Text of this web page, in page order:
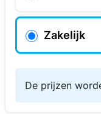
Zakelijk
De prijzen